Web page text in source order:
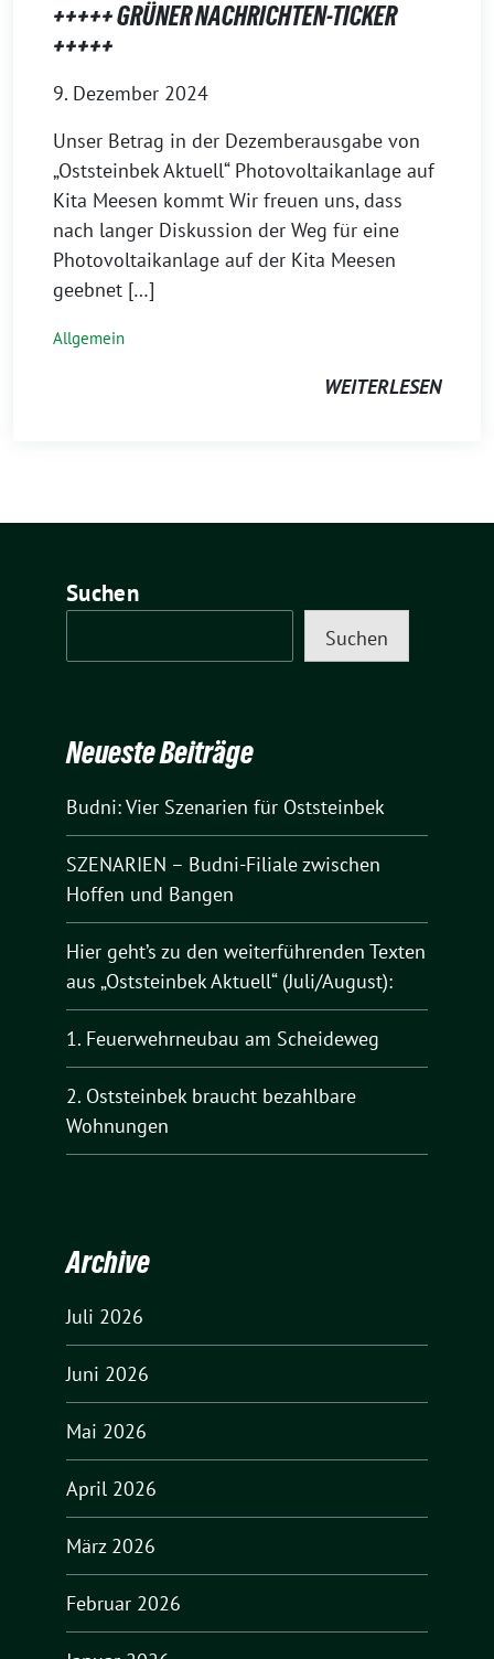
+++++ GRÜNER NACHRICHTEN-TICKER
+++++
9. Dezember 2024
Unser Betrag in der Dezemberausgabe von
„Oststeinbek Aktuell“ Photovoltaikanlage auf
Kita Meesen kommt Wir freuen uns, dass
nach langer Diskussion der Weg für eine
Photovoltaikanlage auf der Kita Meesen
geebnet […]
Allgemein
WEITERLESEN
Suchen
Suchen
Neueste Beiträge
Budni: Vier Szenarien für Oststeinbek
SZENARIEN – Budni-Filiale zwischen
Hoffen und Bangen
Hier geht’s zu den weiterführenden Texten
aus „Oststeinbek Aktuell“ (Juli/August):
1. Feuerwehrneubau am Scheideweg
2. Oststeinbek braucht bezahlbare
Wohnungen
Archive
Juli 2026
Juni 2026
Mai 2026
April 2026
März 2026
Februar 2026